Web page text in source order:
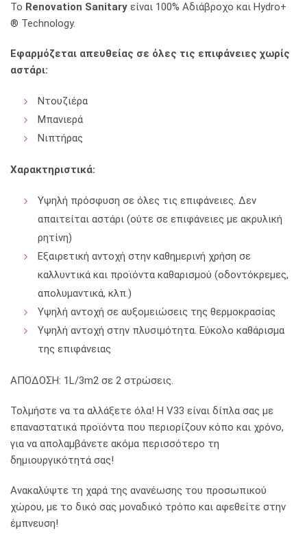
Το Renovation Sanitary είναι 100% Αδιάβροχο και Hydro+
® Technology.
Εφαρμόζεται απευθείας σε όλες τις επιφάνειες χωρίς
αστάρι:
Ντουζιέρα
Μπανιερά
Νιπτήρας
Χαρακτηριστικά:
Υψηλή πρόσφυση σε όλες τις επιφάνειες. Δεν
απαιτείται αστάρι (ούτε σε επιφάνειες με ακρυλική
ρητίνη)
Εξαιρετική αντοχή στην καθημερινή χρήση σε
καλλυντικά και προϊόντα καθαρισμού (οδοντόκρεμες,
απολυμαντικά, κλπ.)
Υψηλή αντοχή σε αυξομειώσεις της θερμοκρασίας
Υψηλή αντοχή στην πλυσιμότητα. Εύκολο καθάρισμα
της επιφάνειας
ΑΠΟΔΟΣΗ: 1L/3m2 σε 2 στρώσεις.
Τολμήστε να τα αλλάξετε όλα! H V33 είναι δίπλα σας με
επαναστατικά προϊόντα που περιορίζουν κόπο και χρόνο,
για να απολαμβάνετε ακόμα περισσότερο τη
δημιουργικότητά σας!
Ανακαλύψτε τη χαρά της ανανέωσης του προσωπικού
χώρου, με το δικό σας μοναδικό τρόπο και αφεθείτε στην
έμπνευση!